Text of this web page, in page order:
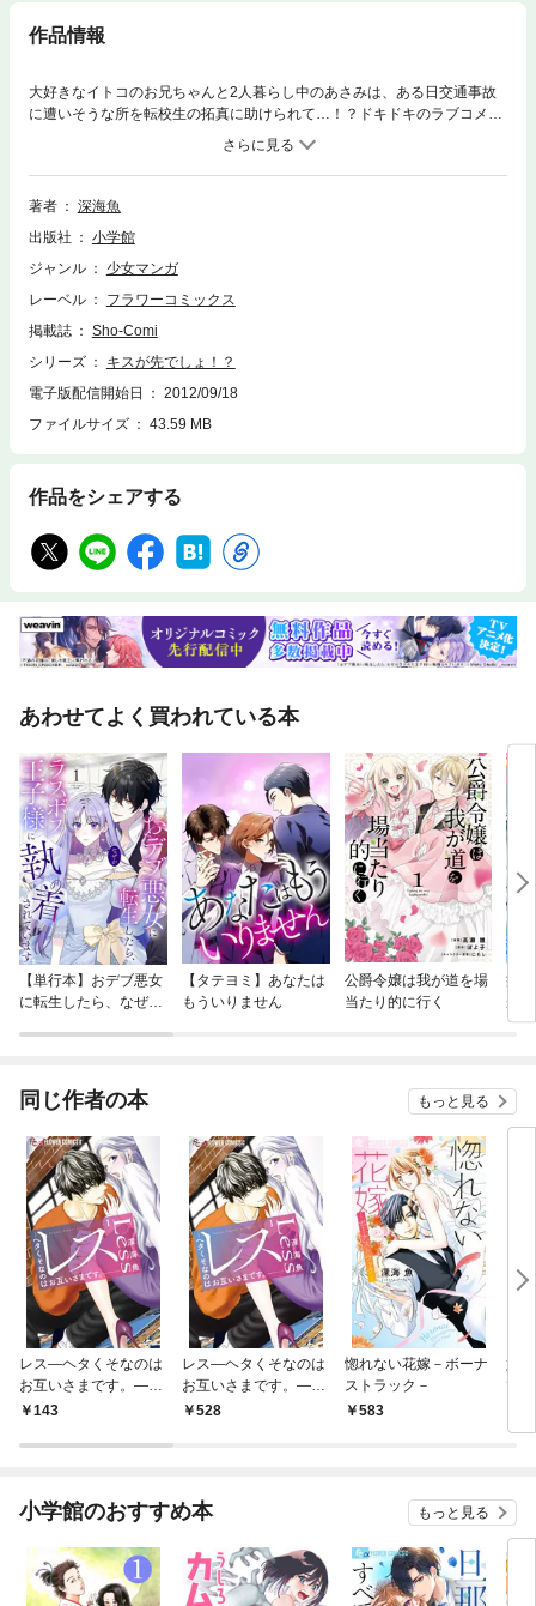
作品情報
大好きなイトコのお兄ちゃんと2人暮らし中のあさみは、ある日交通事故
に遭いそうな所を転校生の拓真に助けられて…！？ドキドキのラブコメデ
ィー！収録作品：キスが先でしょ！？／春・襲来／ナイショにしてね／ホ
著者
深海魚
出版社
小学館
ジャンル
少女マンガ
レーベル
フラワーコミックス
掲載誌
Sho-Comi
シリーズ
キスが先でしょ！？
電子版配信開始日
2012/09/18
ファイルサイズ
43.59 MB
作品をシェアする
あわせてよく買われている本
【単行本】おデブ悪女
に転生したら、なぜか
【タテヨミ】あなたは
もういりません
公爵令嬢は我が道を場
当たり的に行く
病
が
ぎ
同じ作者の本 もっと見る
レス―ヘタくそなのは
お互いさまです。―
【マイクロ】（１）
143
レス―ヘタくそなのは
お互いさまです。―
（１）
528
惚れない花嫁－ボーナ
ストラック－
583
好
て
小学館のおすすめ本 もっと見る